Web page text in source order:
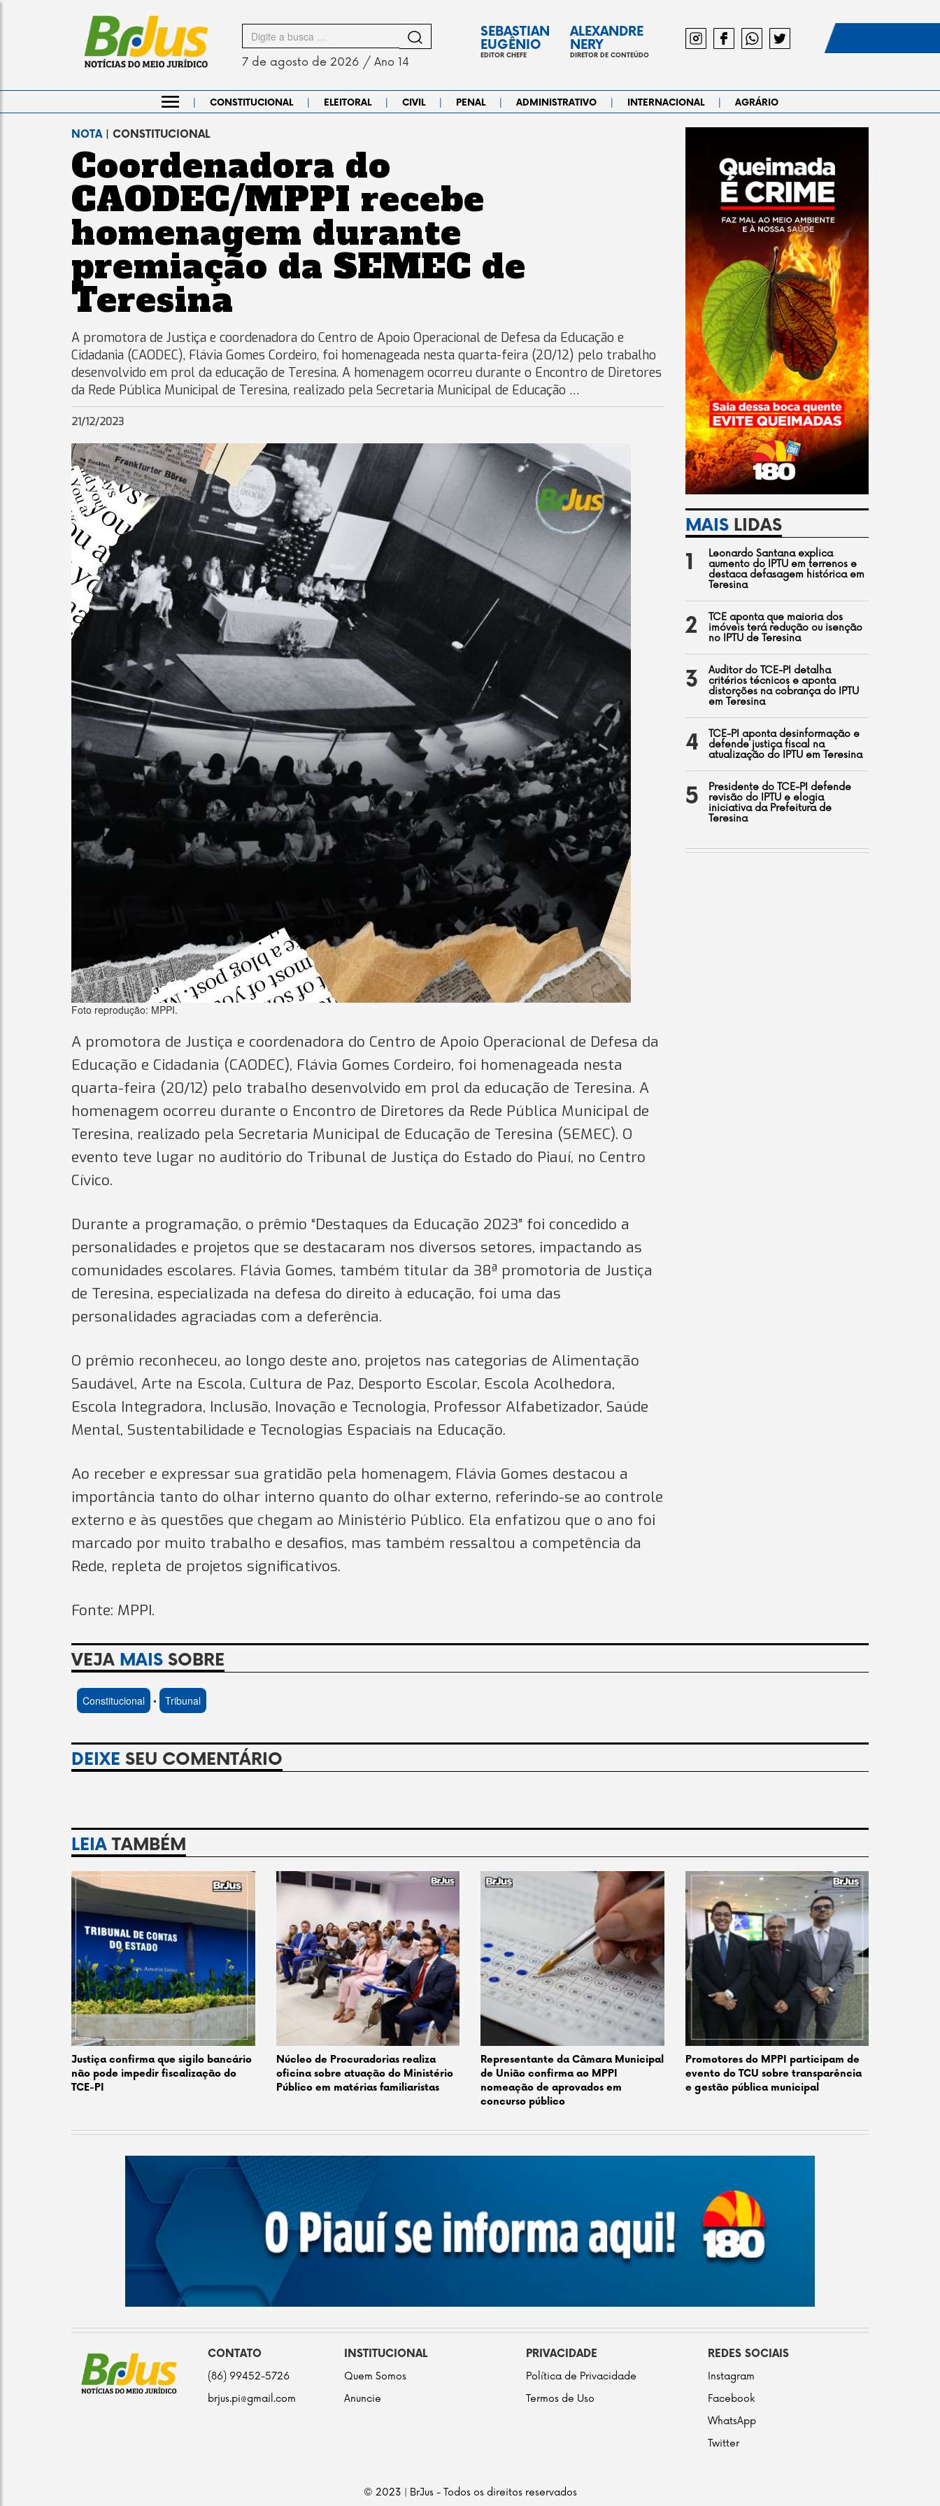
Search
for
7 de agosto de 2026 / Ano 14
SEBASTIAN
EUGÊNIO
EDITOR CHEFE
ALEXANDRE
NERY
DIRETOR DE CONTEÚDO
| CONSTITUCIONAL | ELEITORAL | CIVIL | PENAL | ADMINISTRATIVO | INTERNACIONAL | AGRÁRIO
NOTA| CONSTITUCIONAL
Coordenadora do
CAODEC/MPPI recebe
homenagem durante
premiação da SEMEC de
Teresina
A promotora de Justiça e coordenadora do Centro de Apoio Operacional de Defesa da Educação e
Cidadania (CAODEC), Flávia Gomes Cordeiro, foi homenageada nesta quarta-feira (20/12) pelo trabalho
desenvolvido em prol da educação de Teresina. A homenagem ocorreu durante o Encontro de Diretores
da Rede Pública Municipal de Teresina, realizado pela Secretaria Municipal de Educação …
21/12/2023
Foto reprodução: MPPI.
A promotora de Justiça e coordenadora do Centro de Apoio Operacional de Defesa da
Educação e Cidadania (CAODEC), Flávia Gomes Cordeiro, foi homenageada nesta
quarta-feira (20/12) pelo trabalho desenvolvido em prol da educação de Teresina. A
homenagem ocorreu durante o Encontro de Diretores da Rede Pública Municipal de
Teresina, realizado pela Secretaria Municipal de Educação de Teresina (SEMEC). O
evento teve lugar no auditório do Tribunal de Justiça do Estado do Piauí, no Centro
Cívico.
Durante a programação, o prêmio “Destaques da Educação 2023” foi concedido a
personalidades e projetos que se destacaram nos diversos setores, impactando as
comunidades escolares. Flávia Gomes, também titular da 38ª promotoria de Justiça
de Teresina, especializada na defesa do direito à educação, foi uma das
personalidades agraciadas com a deferência.
O prêmio reconheceu, ao longo deste ano, projetos nas categorias de Alimentação
Saudável, Arte na Escola, Cultura de Paz, Desporto Escolar, Escola Acolhedora,
Escola Integradora, Inclusão, Inovação e Tecnologia, Professor Alfabetizador, Saúde
Mental, Sustentabilidade e Tecnologias Espaciais na Educação.
Ao receber e expressar sua gratidão pela homenagem, Flávia Gomes destacou a
importância tanto do olhar interno quanto do olhar externo, referindo-se ao controle
externo e às questões que chegam ao Ministério Público. Ela enfatizou que o ano foi
marcado por muito trabalho e desafios, mas também ressaltou a competência da
Rede, repleta de projetos significativos.
Fonte: MPPI.
MAISLIDAS
1
Leonardo Santana explica
aumento do IPTU em terrenos e
destaca defasagem histórica em
Teresina
2
TCE aponta que maioria dos
imóveis terá redução ou isenção
no IPTU de Teresina
3
Auditor do TCE-PI detalha
critérios técnicos e aponta
distorções na cobrança do IPTU
em Teresina
4
TCE-PI aponta desinformação e
defende justiça fiscal na
atualização do IPTU em Teresina
5
Presidente do TCE-PI defende
revisão do IPTU e elogia
iniciativa da Prefeitura de
Teresina
VEJA MAIS SOBRE
Constitucional • Tribunal
DEIXE SEU COMENTÁRIO
LEIA TAMBÉM
Justiça confirma que sigilo bancário
não pode impedir fiscalização do
TCE-PI
Núcleo de Procuradorias realiza
oficina sobre atuação do Ministério
Público em matérias familiaristas
Representante da Câmara Municipal
de União confirma ao MPPI
nomeação de aprovados em
concurso público
Promotores do MPPI participam de
evento do TCU sobre transparência
e gestão pública municipal
CONTATO
(86) 99452-5726
brjus.pi@gmail.com
INSTITUCIONAL
Quem Somos
Anuncie
PRIVACIDADE
Política de Privacidade
Termos de Uso
REDES SOCIAIS
Instagram
Facebook
WhatsApp
Twitter
© 2023 | BrJus - Todos os direitos reservados